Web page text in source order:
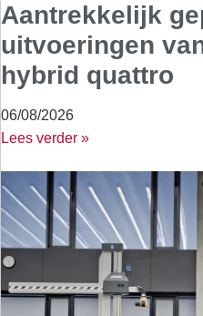
Aantrekkelijk
uitvoeringen
hybrid quattro
06/08/2026
Lees verder »